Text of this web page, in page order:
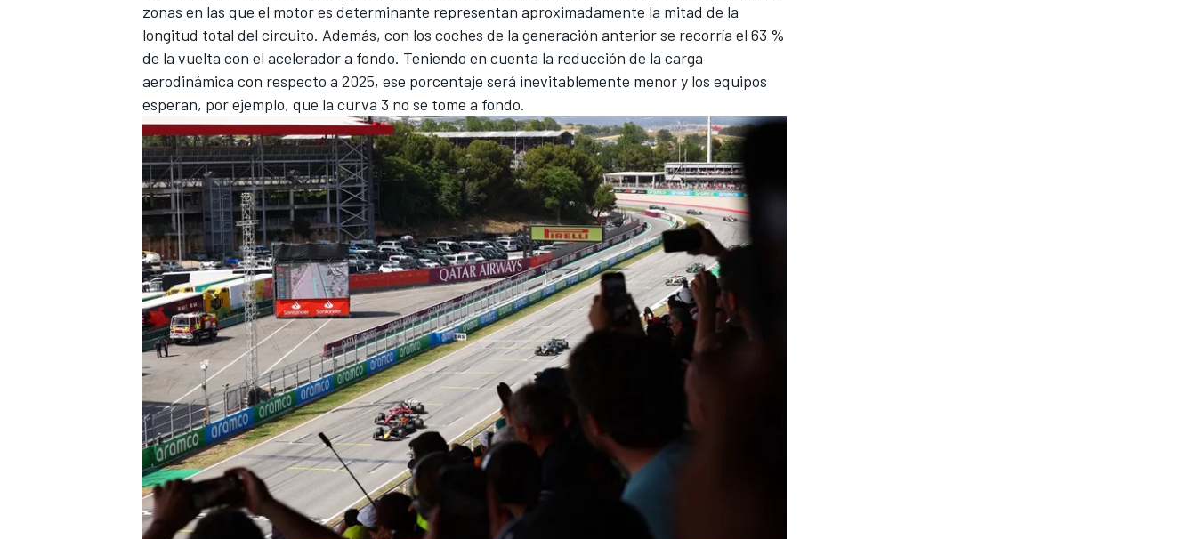
zonas en las que el motor es determinante representan aproximadamente la mitad de la
longitud total del circuito. Además, con los coches de la generación anterior se recorría el 63 %
de la vuelta con el acelerador a fondo. Teniendo en cuenta la reducción de la carga
aerodinámica con respecto a 2025, ese porcentaje será inevitablemente menor y los equipos
esperan, por ejemplo, que la curva 3 no se tome a fondo.